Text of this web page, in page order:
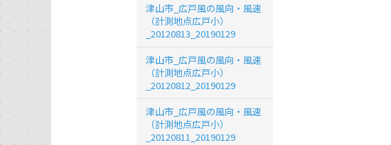
津山市_広戸風の風向・風速
（計測地点広戸小）
_20120813_20190129
津山市_広戸風の風向・風速
（計測地点広戸小）
_20120812_20190129
津山市_広戸風の風向・風速
（計測地点広戸小）
_20120811_20190129